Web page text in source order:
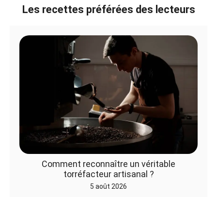
Les recettes préférées des lecteurs
Comment reconnaître un véritable
torréfacteur artisanal ?
5 août 2026